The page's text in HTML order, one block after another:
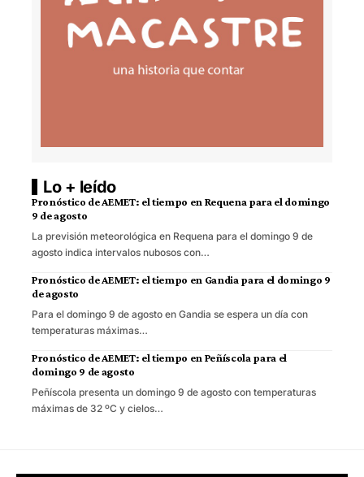
Lo + leído
Pronóstico de AEMET: el tiempo en Requena para el domingo
9 de agosto
La previsión meteorológica en Requena para el domingo 9 de
agosto indica intervalos nubosos con…
Pronóstico de AEMET: el tiempo en Gandia para el domingo 9
de agosto
Para el domingo 9 de agosto en Gandia se espera un día con
temperaturas máximas…
Pronóstico de AEMET: el tiempo en Peñíscola para el
domingo 9 de agosto
Peñíscola presenta un domingo 9 de agosto con temperaturas
máximas de 32 ºC y cielos…